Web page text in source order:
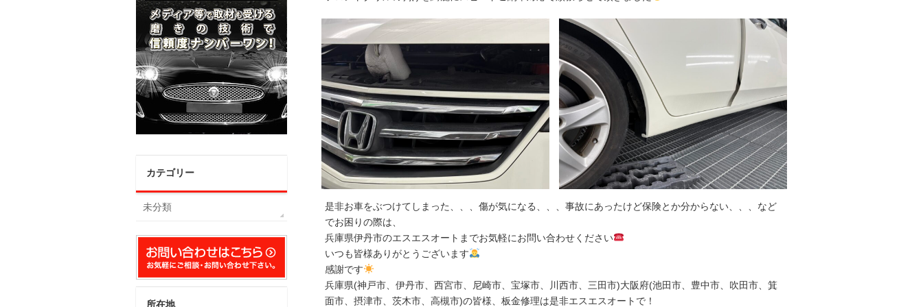
是非お車をぶつけてしまった、、、傷が気になる、、、事故にあったけど保険とか分からない、、、など
でお困りの際は、
兵庫県伊丹市のエスエスオートまでお気軽にお問い合わせください
いつも皆様ありがとうございます
感謝です
兵庫県(神戸市、伊丹市、西宮市、尼崎市、宝塚市、川西市、三田市)大阪府(池田市、豊中市、吹田市、箕
面市、摂津市、茨木市、高槻市)の皆様、板金修理は是非エスエスオートで！
カテゴリー
未分類
所在地